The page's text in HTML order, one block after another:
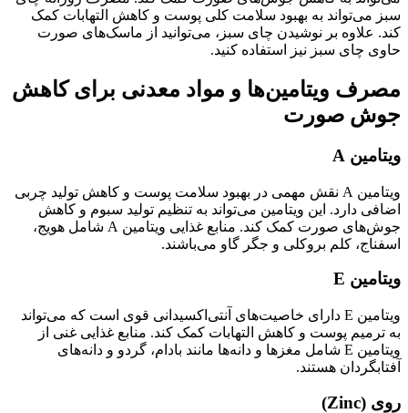
سبز می‌تواند به بهبود سلامت کلی پوست و کاهش التهابات کمک
کند. علاوه بر نوشیدن چای سبز، می‌توانید از ماسک‌های صورت
حاوی چای سبز نیز استفاده کنید.
مصرف ویتامین‌ها و مواد معدنی برای کاهش
جوش صورت
ویتامین A
ویتامین A نقش مهمی در بهبود سلامت پوست و کاهش تولید چربی
اضافی دارد. این ویتامین می‌تواند به تنظیم تولید سبوم و کاهش
جوش‌های صورت کمک کند. منابع غذایی ویتامین A شامل هویج،
اسفناج، کلم بروکلی و جگر گاو می‌باشند.
ویتامین E
ویتامین E دارای خاصیت‌های آنتی‌اکسیدانی قوی است که می‌تواند
به ترمیم پوست و کاهش التهابات کمک کند. منابع غذایی غنی از
ویتامین E شامل مغزها و دانه‌ها مانند بادام، گردو و دانه‌های
آفتابگردان هستند.
روی (Zinc)